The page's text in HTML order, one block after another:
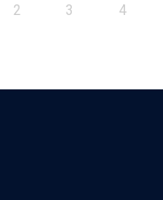
2 3 4